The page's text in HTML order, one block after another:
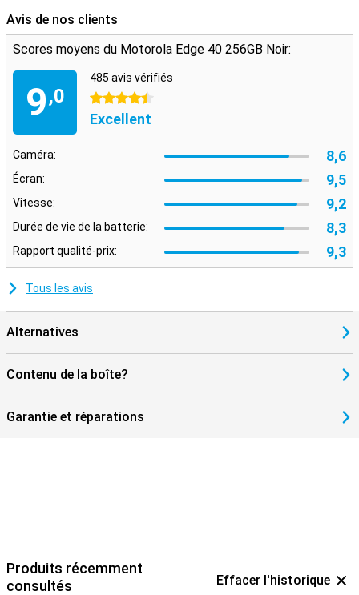
Avis de nos clients
Scores moyens du Motorola Edge 40 256GB Noir:
9,0
485 avis vérifiés
4.5 étoiles
Excellent
Caméra: 8,6
Écran: 9,5
Vitesse: 9,2
Durée de vie de la batterie: 8,3
Rapport qualité-prix: 9,3
Tous les avis
Alternatives
Contenu de la boîte?
Garantie et réparations
Produits récemment
consultés
Effacer l'historique